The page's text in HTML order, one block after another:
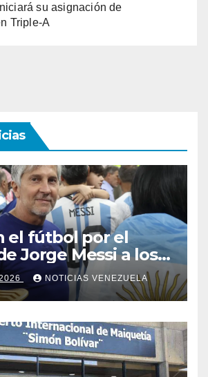
su asignación de
Triple-A
el fútbol por el
Jorge Messi a los
NOTICIAS VENEZUELA